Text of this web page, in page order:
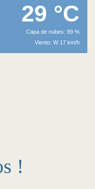
29 °C
Capa de nubes: 99 %
Viento: W 17 km/h
!